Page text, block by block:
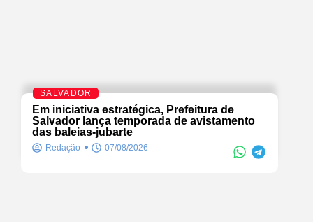
SALVADOR
Em iniciativa estratégica, Prefeitura de
Salvador lança temporada de avistamento
das baleias-jubarte
Redação 07/08/2026